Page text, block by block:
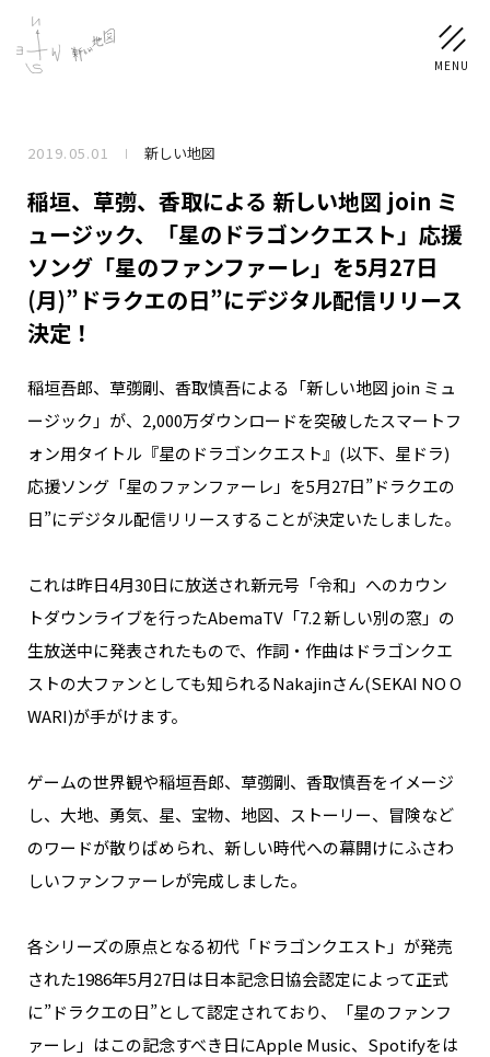
NEWS
SCHEDULE
PROFILE
稲垣 吾郎
DISCOGRAPHY
CHIZUSHOP
NAKAMA入会
CHIZULOG
FAQ
メールマガジン登録/解除
2019.05.01 新しい地図
稲垣、草彅、香取による 新しい地図 join ミ
ュージック、「星のドラゴンクエスト」応援
ソング「星のファンファーレ」を5月27日
(月)”ドラクエの日”にデジタル配信リリース
決定！
稲垣吾郎、草彅剛、香取慎吾による「新しい地図 join ミュ
ージック」が、2,000万ダウンロードを突破したスマートフ
ォン用タイトル『星のドラゴンクエスト』(以下、星ドラ)
応援ソング「星のファンファーレ」を5月27日”ドラクエの
日”にデジタル配信リリースすることが決定いたしました。
これは昨日4月30日に放送され新元号「令和」へのカウン
トダウンライブを行ったAbemaTV「7.2 新しい別の窓」の
生放送中に発表されたもので、作詞・作曲はドラゴンクエ
ストの大ファンとしても知られるNakajinさん(SEKAI NO O
WARI)が手がけます。
ゲームの世界観や稲垣吾郎、草彅剛、香取慎吾をイメージ
し、大地、勇気、星、宝物、地図、ストーリー、冒険など
のワードが散りばめられ、新しい時代への幕開けにふさわ
しいファンファーレが完成しました。
各シリーズの原点となる初代「ドラゴンクエスト」が発売
された1986年5月27日は日本記念日協会認定によって正式
に”ドラクエの日”として認定されており、「星のファンフ
ァーレ」はこの記念すべき日にApple Music、Spotifyをは